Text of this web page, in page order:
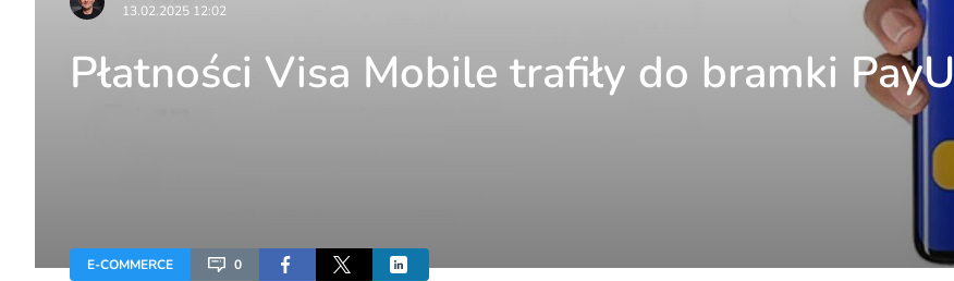
13.02.2025 12:02
Płatności Visa Mobile trafiły do bramki PayU
E-COMMERCE 0